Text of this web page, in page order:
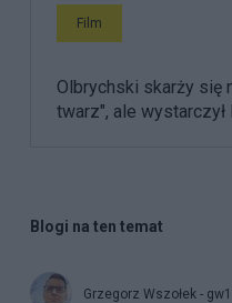
Film
Olbrychski skarży się
twarz", ale wystarczył
Blogi na ten temat
Grzegorz Wszołek -